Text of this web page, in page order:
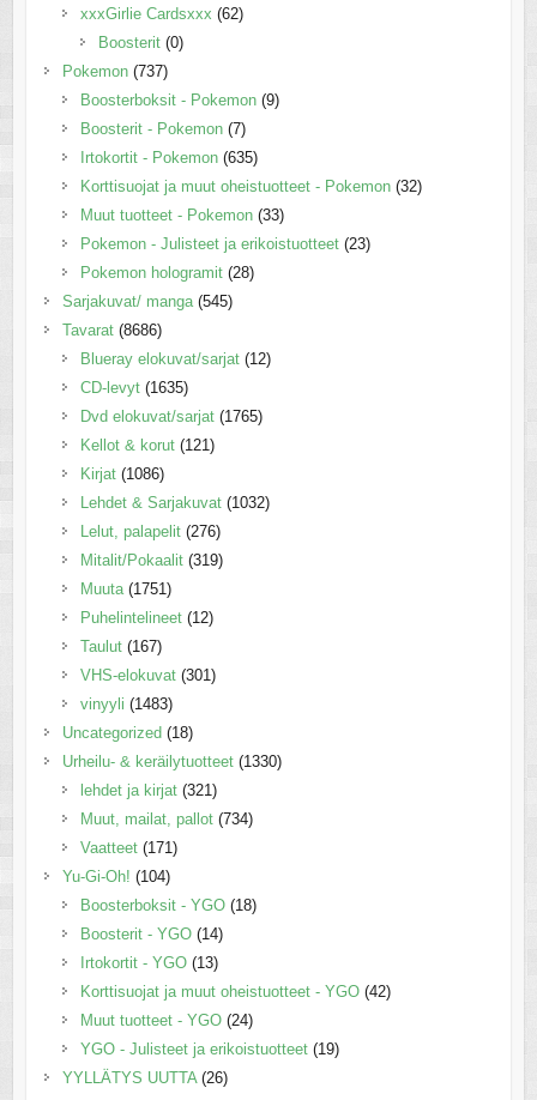
xxxGirlie Cardsxxx (62)
Boosterit (0)
Pokemon (737)
Boosterboksit - Pokemon (9)
Boosterit - Pokemon (7)
Irtokortit - Pokemon (635)
Korttisuojat ja muut oheistuotteet - Pokemon (32)
Muut tuotteet - Pokemon (33)
Pokemon - Julisteet ja erikoistuotteet (23)
Pokemon hologramit (28)
Sarjakuvat/ manga (545)
Tavarat (8686)
Blueray elokuvat/sarjat (12)
CD-levyt (1635)
Dvd elokuvat/sarjat (1765)
Kellot & korut (121)
Kirjat (1086)
Lehdet & Sarjakuvat (1032)
Lelut, palapelit (276)
Mitalit/Pokaalit (319)
Muuta (1751)
Puhelintelineet (12)
Taulut (167)
VHS-elokuvat (301)
vinyyli (1483)
Uncategorized (18)
Urheilu- & keräilytuotteet (1330)
lehdet ja kirjat (321)
Muut, mailat, pallot (734)
Vaatteet (171)
Yu-Gi-Oh! (104)
Boosterboksit - YGO (18)
Boosterit - YGO (14)
Irtokortit - YGO (13)
Korttisuojat ja muut oheistuotteet - YGO (42)
Muut tuotteet - YGO (24)
YGO - Julisteet ja erikoistuotteet (19)
YYLLÄTYS UUTTA (26)